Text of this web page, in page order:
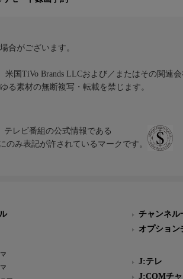
合がございます。
国TiVo Brands LLCおよび／またはその関連
る素材の無断複写・転載を禁じます。
テレビ番組の公式情報である
のみ表記が許されているマークです。
チャンネル
オプション
J:テレ
J:COMチ